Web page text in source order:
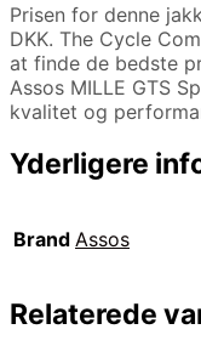
Prisen for denne
DKK. The Cycle
at finde de bedste
Assos MILLE GTS
kvalitet og
Yderligere
Brand Assos
Relaterede